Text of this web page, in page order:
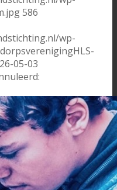
586
wp-
05-03